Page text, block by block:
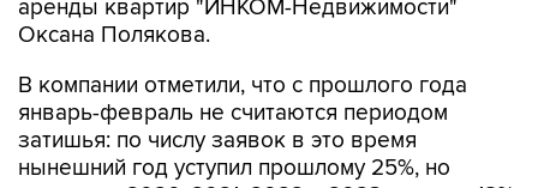
В компании отметили, что с прошлого года
затишья: по числу заявок в это время
нынешний год уступил прошлому 25%, но
опередил 2020, 2021, 2022 и 2023 годы на 18%,
50%, 81% и 16% соответственно.